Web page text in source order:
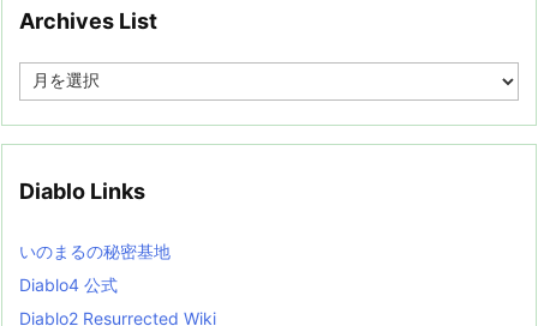
Archives List
e
i
s
t
Diablo Links
いのまるの秘密基地
Diablo4 公式
Diablo2 Resurrected Wiki